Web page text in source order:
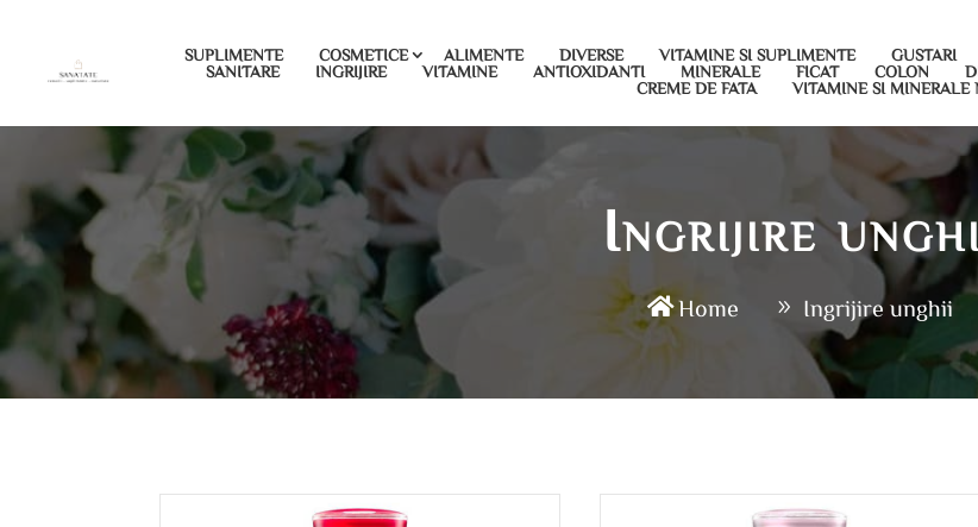
SUPLIMENTE COSMETICE ALIMENTE DIVERSE VITAMINE SI SUPLIMENTE GUSTARI
SANITARE
INGRIJIRE VITAMINE ANTIOXIDANTI MINERALE FICAT COLON
CREME DE FATA
VITAMINE SI MINERALE
Ingrijire
Home Ingrijire unghii